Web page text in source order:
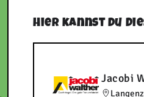
Hier kannst du
Jacobi